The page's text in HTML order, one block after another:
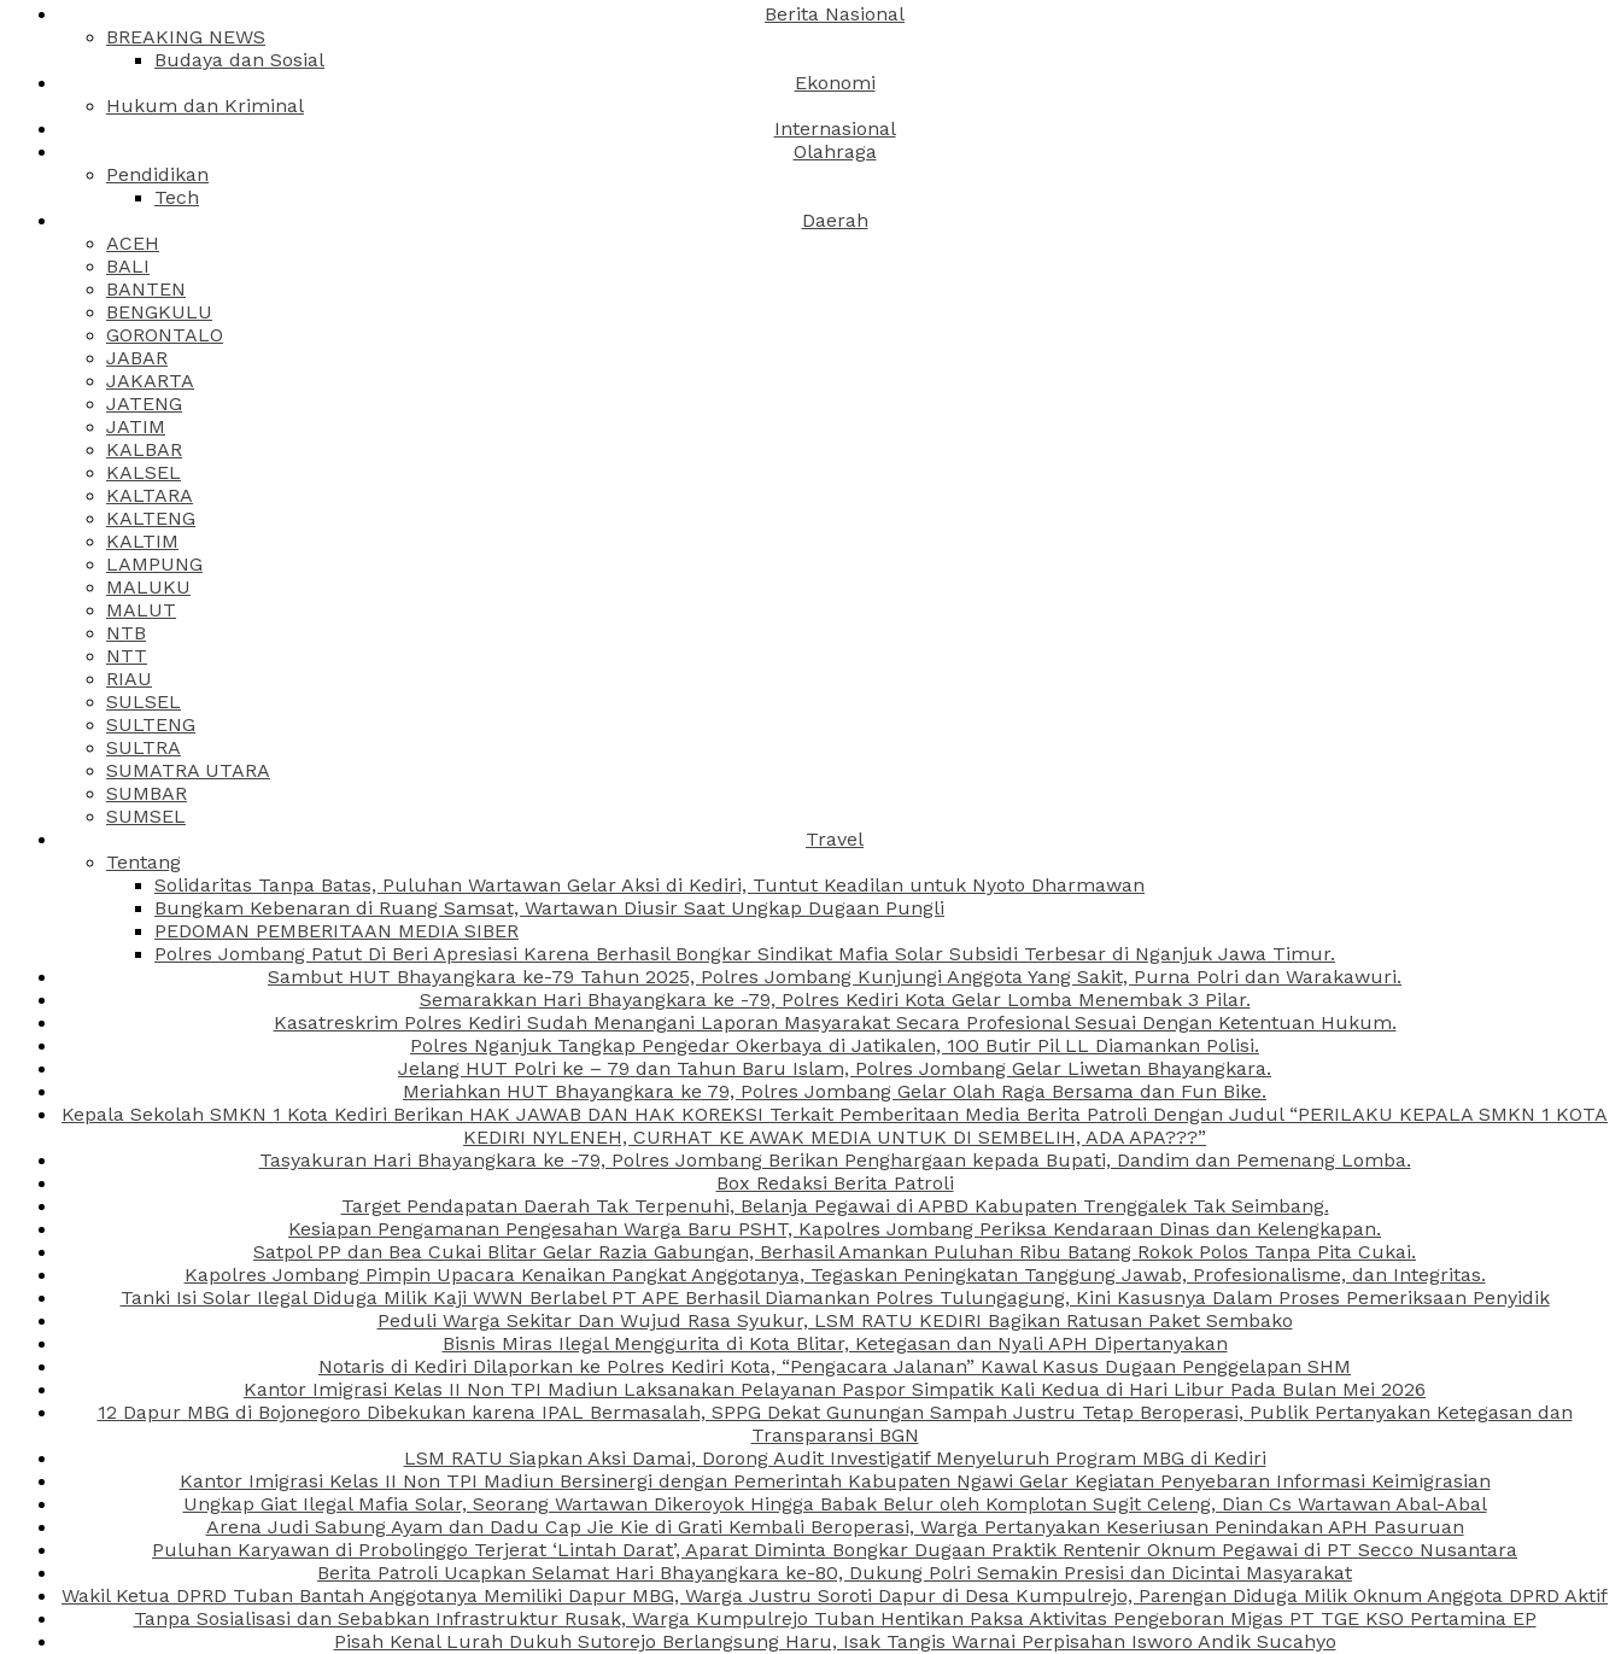
Berita Nasional
BREAKING NEWS
Budaya dan Sosial
Ekonomi
Hukum dan Kriminal
Internasional
Olahraga
Pendidikan
Tech
Daerah
ACEH
BALI
BANTEN
BENGKULU
GORONTALO
JABAR
JAKARTA
JATENG
JATIM
KALBAR
KALSEL
KALTARA
KALTENG
KALTIM
LAMPUNG
MALUKU
MALUT
NTB
NTT
RIAU
SULSEL
SULTENG
SULTRA
SUMATRA UTARA
SUMBAR
SUMSEL
Travel
Tentang
Solidaritas Tanpa Batas, Puluhan Wartawan Gelar Aksi di Kediri, Tuntut Keadilan untuk Nyoto Dharmawan
Bungkam Kebenaran di Ruang Samsat, Wartawan Diusir Saat Ungkap Dugaan Pungli
PEDOMAN PEMBERITAAN MEDIA SIBER
Polres Jombang Patut Di Beri Apresiasi Karena Berhasil Bongkar Sindikat Mafia Solar Subsidi Terbesar di Nganjuk Jawa Timur.
Sambut HUT Bhayangkara ke-79 Tahun 2025, Polres Jombang Kunjungi Anggota Yang Sakit, Purna Polri dan Warakawuri.
Semarakkan Hari Bhayangkara ke -79, Polres Kediri Kota Gelar Lomba Menembak 3 Pilar.
Kasatreskrim Polres Kediri Sudah Menangani Laporan Masyarakat Secara Profesional Sesuai Dengan Ketentuan Hukum.
Polres Nganjuk Tangkap Pengedar Okerbaya di Jatikalen, 100 Butir Pil LL Diamankan Polisi.
Jelang HUT Polri ke – 79 dan Tahun Baru Islam, Polres Jombang Gelar Liwetan Bhayangkara.
Meriahkan HUT Bhayangkara ke 79, Polres Jombang Gelar Olah Raga Bersama dan Fun Bike.
Kepala Sekolah SMKN 1 Kota Kediri Berikan HAK JAWAB DAN HAK KOREKSI Terkait Pemberitaan Media Berita Patroli Dengan Judul “PERILAKU KEPALA SMKN 1 KOTA
KEDIRI NYLENEH, CURHAT KE AWAK MEDIA UNTUK DI SEMBELIH, ADA APA???”
Tasyakuran Hari Bhayangkara ke -79, Polres Jombang Berikan Penghargaan kepada Bupati, Dandim dan Pemenang Lomba.
Box Redaksi Berita Patroli
Target Pendapatan Daerah Tak Terpenuhi, Belanja Pegawai di APBD Kabupaten Trenggalek Tak Seimbang.
Kesiapan Pengamanan Pengesahan Warga Baru PSHT, Kapolres Jombang Periksa Kendaraan Dinas dan Kelengkapan.
Satpol PP dan Bea Cukai Blitar Gelar Razia Gabungan, Berhasil Amankan Puluhan Ribu Batang Rokok Polos Tanpa Pita Cukai.
Kapolres Jombang Pimpin Upacara Kenaikan Pangkat Anggotanya, Tegaskan Peningkatan Tanggung Jawab, Profesionalisme, dan Integritas.
Tanki Isi Solar Ilegal Diduga Milik Kaji WWN Berlabel PT APE Berhasil Diamankan Polres Tulungagung, Kini Kasusnya Dalam Proses Pemeriksaan Penyidik
Peduli Warga Sekitar Dan Wujud Rasa Syukur, LSM RATU KEDIRI Bagikan Ratusan Paket Sembako
Bisnis Miras Ilegal Menggurita di Kota Blitar, Ketegasan dan Nyali APH Dipertanyakan
Notaris di Kediri Dilaporkan ke Polres Kediri Kota, “Pengacara Jalanan” Kawal Kasus Dugaan Penggelapan SHM
Kantor Imigrasi Kelas II Non TPI Madiun Laksanakan Pelayanan Paspor Simpatik Kali Kedua di Hari Libur Pada Bulan Mei 2026
12 Dapur MBG di Bojonegoro Dibekukan karena IPAL Bermasalah, SPPG Dekat Gunungan Sampah Justru Tetap Beroperasi, Publik Pertanyakan Ketegasan dan
Transparansi BGN
LSM RATU Siapkan Aksi Damai, Dorong Audit Investigatif Menyeluruh Program MBG di Kediri
Kantor Imigrasi Kelas II Non TPI Madiun Bersinergi dengan Pemerintah Kabupaten Ngawi Gelar Kegiatan Penyebaran Informasi Keimigrasian
Ungkap Giat Ilegal Mafia Solar, Seorang Wartawan Dikeroyok Hingga Babak Belur oleh Komplotan Sugit Celeng, Dian Cs Wartawan Abal-Abal
Arena Judi Sabung Ayam dan Dadu Cap Jie Kie di Grati Kembali Beroperasi, Warga Pertanyakan Keseriusan Penindakan APH Pasuruan
Puluhan Karyawan di Probolinggo Terjerat ‘Lintah Darat’, Aparat Diminta Bongkar Dugaan Praktik Rentenir Oknum Pegawai di PT Secco Nusantara
Berita Patroli Ucapkan Selamat Hari Bhayangkara ke-80, Dukung Polri Semakin Presisi dan Dicintai Masyarakat
Wakil Ketua DPRD Tuban Bantah Anggotanya Memiliki Dapur MBG, Warga Justru Soroti Dapur di Desa Kumpulrejo, Parengan Diduga Milik Oknum Anggota DPRD Aktif
Tanpa Sosialisasi dan Sebabkan Infrastruktur Rusak, Warga Kumpulrejo Tuban Hentikan Paksa Aktivitas Pengeboran Migas PT TGE KSO Pertamina EP
Pisah Kenal Lurah Dukuh Sutorejo Berlangsung Haru, Isak Tangis Warnai Perpisahan Isworo Andik Sucahyo